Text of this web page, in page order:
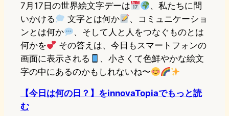
7月17日の世界絵文字デーは
、私たちに問
いかける
文字とは何か
、コミュニケーショ
ンとは何か
、そして人と人をつなぐものとは
何かを
その答えは、今日もスマートフォンの
画面に表示される
、小さくて色鮮やかな絵文
字の中にあるのかもしれないね〜
【今日は何の日？】をinnovaTopiaでもっと読
む